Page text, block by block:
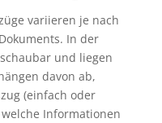
variieren je nach
In der
und liegen
davon ab,
(einfach oder
Informationen